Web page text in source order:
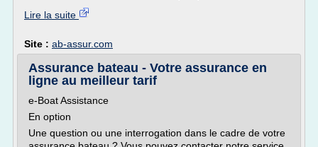
Lire la suite
Site : ab-assur.com
Assurance bateau - Votre assurance en
ligne au meilleur tarif
e-Boat Assistance
En option
Une question ou une interrogation dans le cadre de votre